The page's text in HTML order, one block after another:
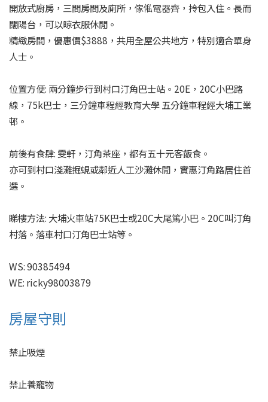
開放式廚房，三間房間及廁所，傢俬電器齊，拎包入住。長而
闊陽台，可以晾衣服休閒。
精緻房間，優惠價$3888，共用全屋公共地方，特別適合單身
人士。
位置方便: 兩分鐘步行到村口汀角巴士站。20E，20C小巴路
線，75k巴士，三分鐘車程經教育大學 五分鐘車程經大埔工業
邨。
前後有食肆: 雯軒，汀角茶座，都有五十元客飯食。
亦可到村口淺灘掘蜆或鄰近人工沙灘休閒，實惠汀角路居住首
選。
睇樓方法: 大埔火車站75K巴士或20C大尾篤小巴。20C叫汀角
村落。落車村口汀角巴士站等。
WS: 90385494
WE: ricky98003879
房屋守則
禁止吸煙
禁止養寵物